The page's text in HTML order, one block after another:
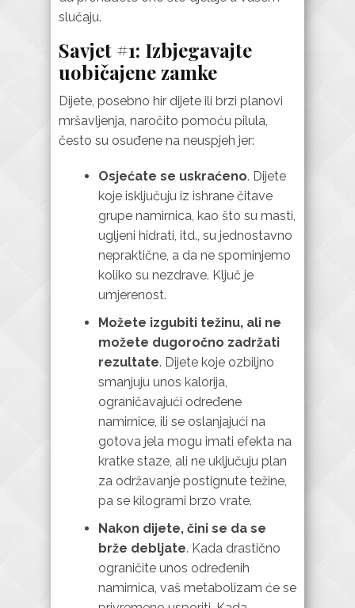
slučaju.
Savjet #1: Izbjegavajte
uobičajene zamke
Dijete, posebno hir dijete ili brzi planovi
mršavljenja, naročito pomoću pilula,
često su osuđene na neuspjeh jer:
Osjećate se uskraćeno. Dijete
koje isključuju iz ishrane čitave
grupe namirnica, kao što su masti,
ugljeni hidrati, itd., su jednostavno
nepraktične, a da ne spominjemo
koliko su nezdrave. Ključ je
umjerenost.
Možete izgubiti težinu, ali ne
možete dugoročno zadržati
rezultate. Dijete koje ozbiljno
smanjuju unos kalorija,
ograničavajući određene
namirnice, ili se oslanjajući na
gotova jela mogu imati efekta na
kratke staze, ali ne uključuju plan
za održavanje postignute težine,
pa se kilogrami brzo vrate.
Nakon dijete, čini se da se
brže debljate. Kada drastično
ograničite unos određenih
namirnica, vaš metabolizam će se